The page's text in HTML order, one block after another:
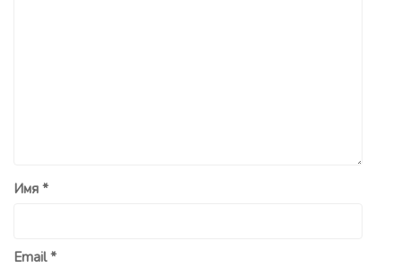
Имя *
Email*